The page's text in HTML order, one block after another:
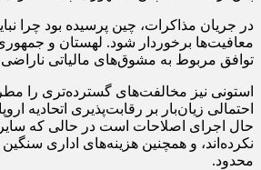
در جریان مذاکرات، چین پرسیده بود چرا
معافیت‌ها برخوردار شود. لهستان و
توافق مربوط به مشوق‌های مالیاتی ناراضی
استونی نیز مخالفت‌های گسترده‌تری را
احتمالی زیان‌بار بر رقابت‌پذیری اتحادیه
حال اجرای اصلاحات است در حالی که
نکرده‌اند، و همچنین هزینه‌های اداری سنگین
محدود.